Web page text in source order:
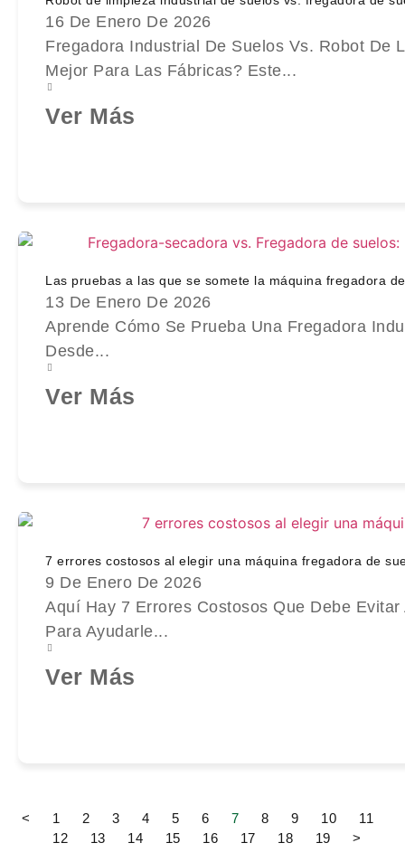
16 De Enero De 2026
Fregadora Industrial De Suelos Vs. Robot De
Mejor Para Las Fábricas? Este...
Ver Más
Las pruebas a las que se somete la máquina fregadora
13 De Enero De 2026
Aprende Cómo Se Prueba Una Fregadora
Desde...
Ver Más
7 errores costosos al elegir una máquina fregadora de
9 De Enero De 2026
Aquí Hay 7 Errores Costosos Que Debe
Para Ayudarle...
Ver Más
< 1 2 3 4 5 6 7 8 9 10
11
12
13 14 15 16 17 18 19 >